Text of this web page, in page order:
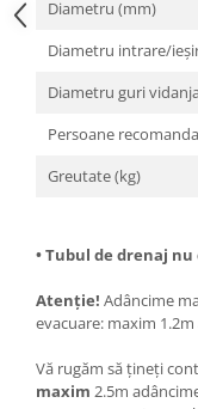
Diametru (mm)
Diametru intrare/
Diametru guri
Persoane
Greutate (kg)
• Tubul de drenaj
Atenție! Adâncime
evacuare: maxim
Vă rugăm să țineți
maxim 2.5m